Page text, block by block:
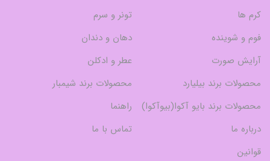
کرم ها
تونر و سرم
فوم و شوینده
دهان و دندان
آرایش صورت
عطر و ادکلن
محصولات برند بیلیارد
محصولات برند شیمبار
محصولات برند بایو آکوا(بیوآکوا)
راهنما
درباره ما
تماس با ما
قوانین